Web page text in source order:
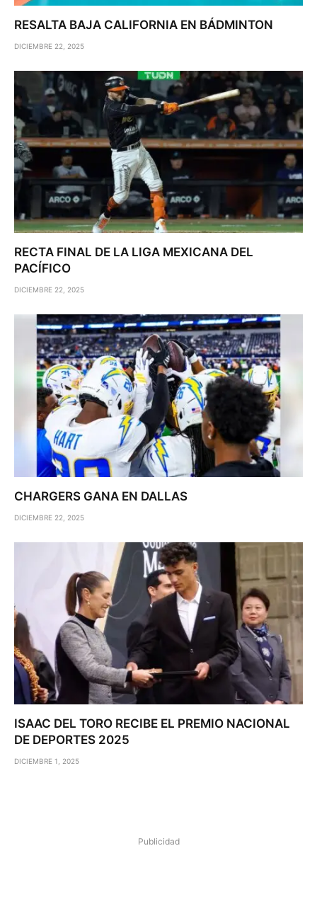
RESALTA BAJA CALIFORNIA EN BÁDMINTON
DICIEMBRE 22, 2025
RECTA FINAL DE LA LIGA MEXICANA DEL
PACÍFICO
DICIEMBRE 22, 2025
CHARGERS GANA EN DALLAS
DICIEMBRE 22, 2025
ISAAC DEL TORO RECIBE EL PREMIO NACIONAL
DE DEPORTES 2025
DICIEMBRE 1, 2025
Publicidad